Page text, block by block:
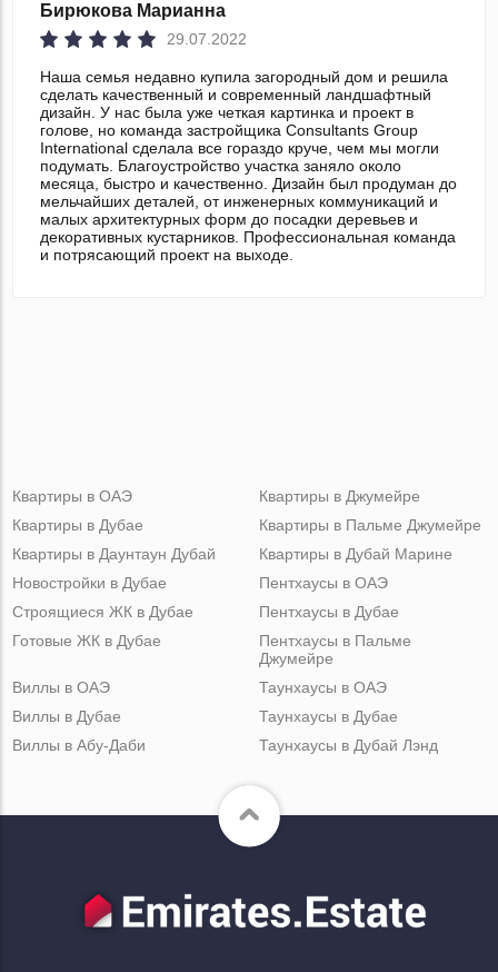
Бирюкова Марианна
29.07.2022
Наша семья недавно купила загородный дом и решила
сделать качественный и современный ландшафтный
дизайн. У нас была уже четкая картинка и проект в
голове, но команда застройщика Consultants Group
International сделала все гораздо круче, чем мы могли
подумать. Благоустройство участка заняло около
месяца, быстро и качественно. Дизайн был продуман до
мельчайших деталей, от инженерных коммуникаций и
малых архитектурных форм до посадки деревьев и
декоративных кустарников. Профессиональная команда
и потрясающий проект на выходе.
Квартиры в ОАЭ
Квартиры в Дубае
Квартиры в Даунтаун Дубай
Квартиры в Джумейре
Квартиры в Пальме Джумейре
Квартиры в Дубай Марине
Новостройки в Дубае
Строящиеся ЖК в Дубае
Готовые ЖК в Дубае
Пентхаусы в ОАЭ
Пентхаусы в Дубае
Пентхаусы в Пальме
Джумейре
Виллы в ОАЭ
Виллы в Дубае
Виллы в Абу-Даби
Таунхаусы в ОАЭ
Таунхаусы в Дубае
Таунхаусы в Дубай Лэнд